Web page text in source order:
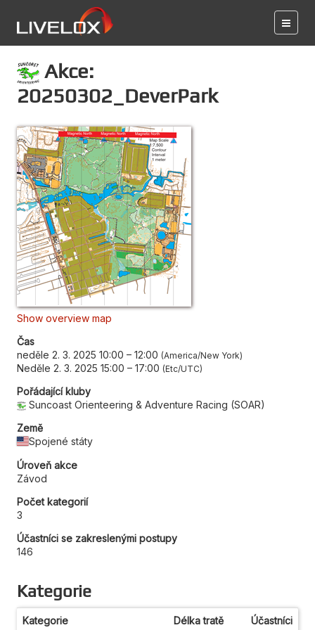
Akce:
20250302_DeverPark
Show overview map
Čas
neděle 2. 3. 2025 10:00 – 12:00 America/New York
Neděle 2. 3. 2025 15:00 – 17:00 Etc/UTC
Pořádající kluby
Suncoast Orienteering & Adventure Racing (SOAR)
Země
Spojené státy
Úroveň akce
Závod
Počet kategorií
3
Účastníci se zakreslenými postupy
146
Kategorie
Kategorie Délka tratě Účastníci